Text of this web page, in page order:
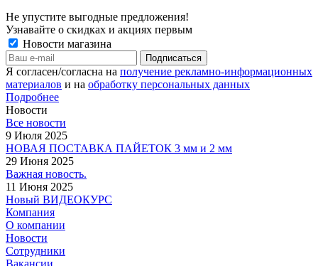
Не упустите выгодные предложения!
Узнавайте о скидках и акциях первым
Новости магазина
Я согласен/согласна на получение рекламно-информационных
материалов и на обработку персональных данных
Подробнее
Новости
Все новости
9 Июля 2025
НОВАЯ ПОСТАВКА ПАЙЕТОК 3 мм и 2 мм
29 Июня 2025
Важная новость.
11 Июня 2025
Новый ВИДЕОКУРС
Компания
О компании
Новости
Сотрудники